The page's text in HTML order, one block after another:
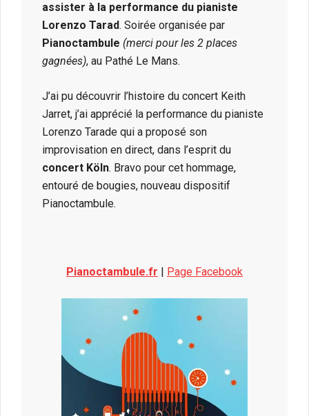
assister à la performance du pianiste
Lorenzo Tarad. Soirée organisée par
Pianoctambule (merci pour les 2 places
gagnées), au Pathé Le Mans.
J’ai pu découvrir l’histoire du concert Keith
Jarret, j’ai apprécié la performance du pianiste
Lorenzo Tarade qui a proposé son
improvisation en direct, dans l’esprit du
concert Köln. Bravo pour cet hommage,
entouré de bougies, nouveau dispositif
Pianoctambule.
Pianoctambule.fr Page Facebook